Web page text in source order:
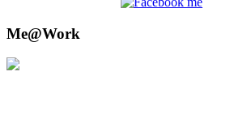
Me@Work